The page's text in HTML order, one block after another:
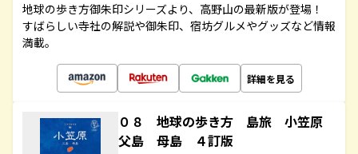
地球の歩き方御朱印シリーズより、高野山の最新版が登場！
すばらしい寺社の解説や御朱印、宿坊グルメやグッズなど情報
満載。
詳細を見る
０８ 地球の歩き方 島旅 小笠原
父島 母島 ４訂版